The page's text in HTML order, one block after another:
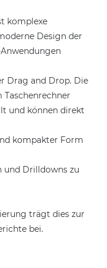
komplexe
Design der
Drag and Drop. Die
Taschenrechner
und können direkt
kompakter Form
und Drilldowns zu
trägt dies zur
bei.